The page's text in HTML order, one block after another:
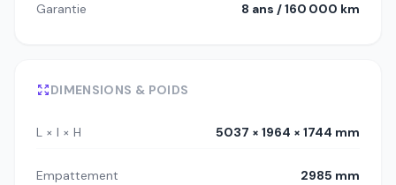
Garantie 8 ans / 160 000 km
DIMENSIONS & POIDS
L × l × H 5037 × 1964 × 1744 mm
Empattement 2985 mm